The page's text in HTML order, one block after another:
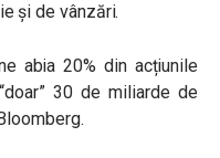
și de vânzări.
abia 20% din acțiunile
30 de miliarde de